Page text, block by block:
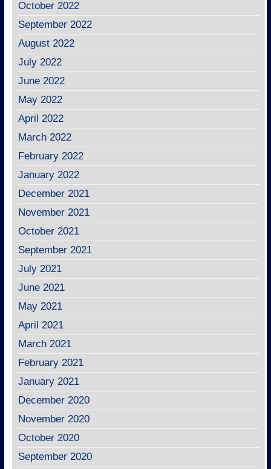
October 2022
September 2022
August 2022
July 2022
June 2022
May 2022
April 2022
March 2022
February 2022
January 2022
December 2021
November 2021
October 2021
September 2021
July 2021
June 2021
May 2021
April 2021
March 2021
February 2021
January 2021
December 2020
November 2020
October 2020
September 2020